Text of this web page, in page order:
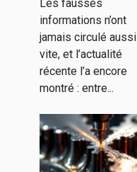
à l'heure des
fake news
Les fausses
informations n’ont
jamais circulé aussi
vite, et l’actualité
récente l’a encore
montré : entre...